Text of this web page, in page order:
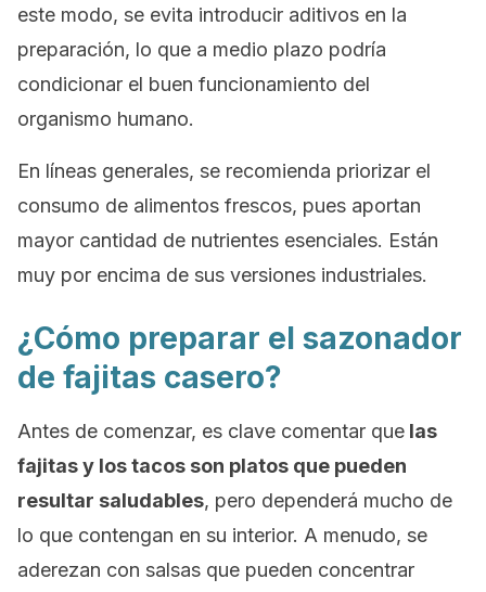
este modo, se evita introducir aditivos en la
preparación, lo que a medio plazo podría
condicionar el buen funcionamiento del
organismo humano.
En líneas generales, se recomienda priorizar el
consumo de alimentos frescos, pues aportan
mayor cantidad de nutrientes esenciales. Están
muy por encima de sus versiones industriales.
¿Cómo preparar el sazonador
de fajitas casero?
Antes de comenzar, es clave comentar que las
fajitas y los tacos son platos que pueden
resultar saludables, pero dependerá mucho de
lo que contengan en su interior. A menudo, se
aderezan con salsas que pueden concentrar